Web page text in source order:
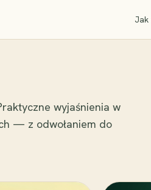
Jak
wyjaśnienia w
— z odwołaniem do